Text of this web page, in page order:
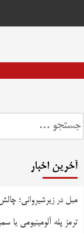
جستجو
برای:
آخرین اخبار
مبل در زیرشیروانی؛
ترمز پله آلومینیومی یا